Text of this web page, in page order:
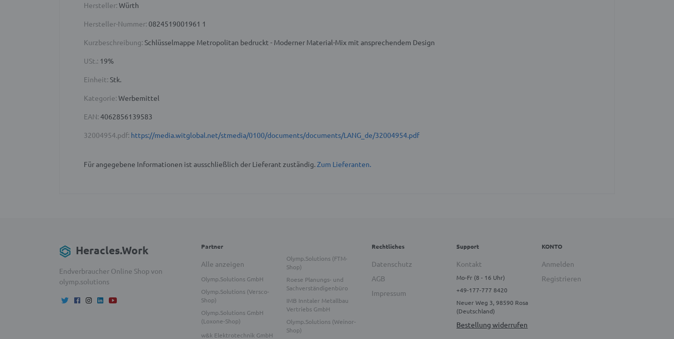
Hersteller: Würth
Hersteller-Nummer: 0824519001961 1
Kurzbeschreibung: Schlüsselmappe Metropolitan bedruckt - Moderner Material-Mix mit ansprechendem Design
USt.: 19%
Einheit: Stk.
Kategorie: Werbemittel
EAN: 4062856139583
32004954.pdf: https://media.witglobal.net/stmedia/0100/documents/documents/LANG_de/32004954.pdf
Für angegebene Informationen ist ausschließlich der Lieferant zuständig.Zum Lieferanten.
Heracles.Work
Endverbraucher Online Shop von
olymp.solutions
Partner
Alle anzeigen
Olymp.Solutions GmbH
Olymp.Solutions (Versco-
Shop)
Olymp.Solutions GmbH
(Loxone-Shop)
w&k Elektrotechnik GmbH
Olymp.Solutions (FTM-
Shop)
Roese Planungs- und
Sachverständigenbüro
IMB Inntaler Metallbau
Vertriebs GmbH
Olymp.Solutions (Weinor-
Shop)
Rechtliches
Datenschutz
AGB
Impressum
Support
Kontakt
Mo-Fr (8 - 16 Uhr)
+49-177-777 8420
Neuer Weg 3, 98590 Rosa
(Deutschland)
Bestellung widerrufen
KONTO
Anmelden
Registrieren